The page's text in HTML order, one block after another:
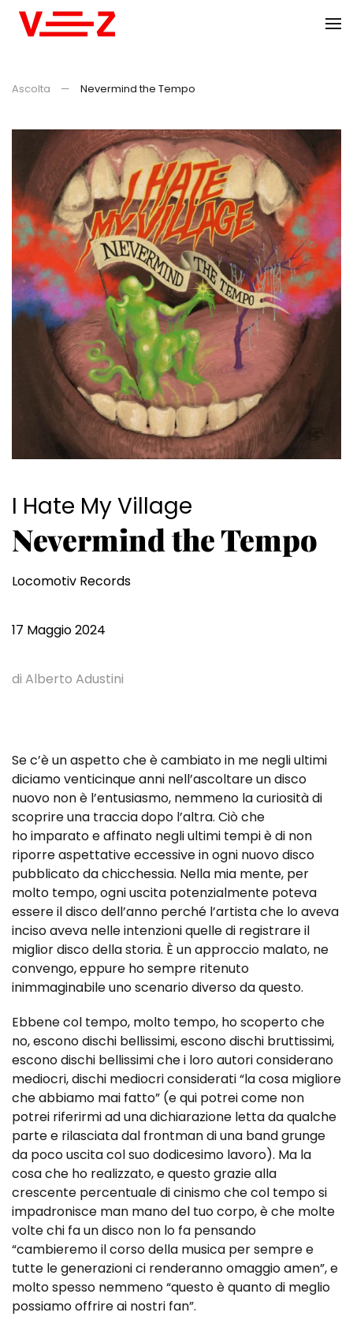
Ascolta Nevermind the Tempo
I Hate My Village
Nevermind the Tempo
Locomotiv Records
17 Maggio 2024
di Alberto Adustini
Se c’è un aspetto che è cambiato in me negli ultimi
diciamo venticinque anni nell’ascoltare un disco
nuovo non è l’entusiasmo, nemmeno la curiosità di
scoprire una traccia dopo l’altra. Ciò che
ho imparato e affinato negli ultimi tempi è di non
riporre aspettative eccessive in ogni nuovo disco
pubblicato da chicchessia. Nella mia mente, per
molto tempo, ogni uscita potenzialmente poteva
essere il disco dell’anno perché l’artista che lo aveva
inciso aveva nelle intenzioni quelle di registrare il
miglior disco della storia. È un approccio malato, ne
convengo, eppure ho sempre ritenuto
inimmaginabile uno scenario diverso da questo.
Ebbene col tempo, molto tempo, ho scoperto che
no, escono dischi bellissimi, escono dischi bruttissimi,
escono dischi bellissimi che i loro autori considerano
mediocri, dischi mediocri considerati “la cosa migliore
che abbiamo mai fatto” (e qui potrei come non
potrei riferirmi ad una dichiarazione letta da qualche
parte e rilasciata dal frontman di una band grunge
da poco uscita col suo dodicesimo lavoro). Ma la
cosa che ho realizzato, e questo grazie alla
crescente percentuale di cinismo che col tempo si
impadronisce man mano del tuo corpo, è che molte
volte chi fa un disco non lo fa pensando
“cambieremo il corso della musica per sempre e
tutte le generazioni ci renderanno omaggio amen”, e
molto spesso nemmeno “questo è quanto di meglio
possiamo offrire ai nostri fan”.